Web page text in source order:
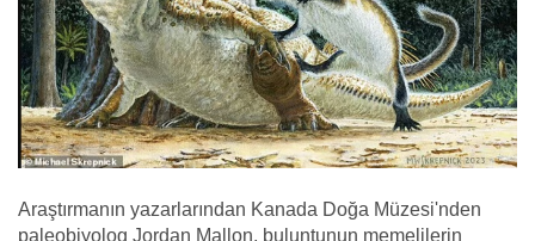
Araştırmanın yazarlarından Kanada Doğa Müzesi'nden
paleobiyolog Jordan Mallon, buluntunun memelilerin